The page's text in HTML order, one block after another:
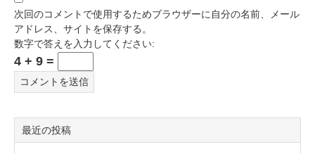
次回のコメントで使用するためブラウザーに自分の名前、メール
アドレス、サイトを保存する。
数字で答えを入力してください:
4 + 9 =
最近の投稿